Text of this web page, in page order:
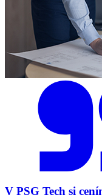
V PSG Tech si